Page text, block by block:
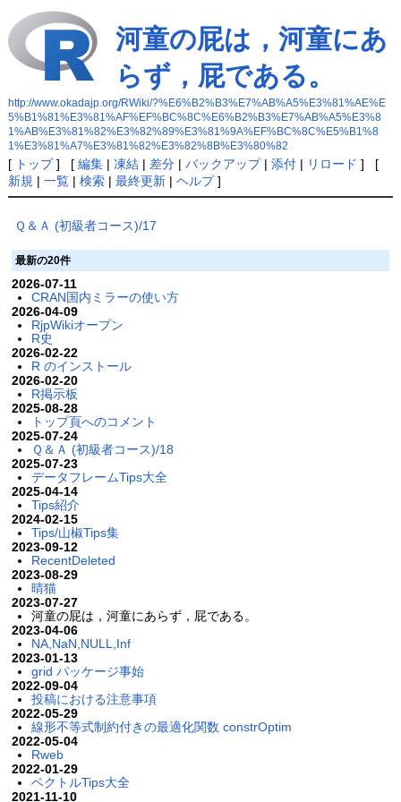
河童の屁は，河童にあ
らず，屁である。
http://www.okadajp.org/RWiki/?%E6%B2%B3%E7%AB%A5%E3%81%AE%E
5%B1%81%E3%81%AF%EF%BC%8C%E6%B2%B3%E7%AB%A5%E3%8
1%AB%E3%81%82%E3%82%89%E3%81%9A%EF%BC%8C%E5%B1%8
1%E3%81%A7%E3%81%82%E3%82%8B%E3%80%82
[ トップ] [ 編集| 凍結| 差分| バックアップ| 添付| リロード ] [
新規 | 一覧| 検索| 最終更新| ヘルプ]
Ｑ＆Ａ (初級者コース)/17
最新の20件
2026-07-11
CRAN国内ミラーの使い方
2026-04-09
RjpWikiオープン
R史
2026-02-22
R のインストール
2026-02-20
R掲示板
2025-08-28
トップ頁へのコメント
2025-07-24
Ｑ＆Ａ (初級者コース)/18
2025-07-23
データフレームTips大全
2025-04-14
Tips紹介
2024-02-15
Tips/山椒Tips集
2023-09-12
RecentDeleted
2023-08-29
晴猫
2023-07-27
河童の屁は，河童にあらず，屁である。
2023-04-06
NA,NaN,NULL,Inf
2023-01-13
grid パッケージ事始
2022-09-04
投稿における注意事項
2022-05-29
線形不等式制約付きの最適化関数 constrOptim
2022-05-04
Rweb
2022-01-29
ベクトルTips大全
2021-11-10